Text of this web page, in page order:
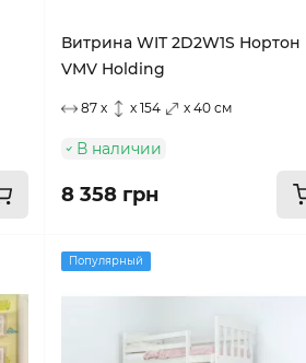
Витрина WIT 2D2W1S Нортон
VMV Holding
87 x x 154 x 40 см
В наличии
8 358 грн
Популярный